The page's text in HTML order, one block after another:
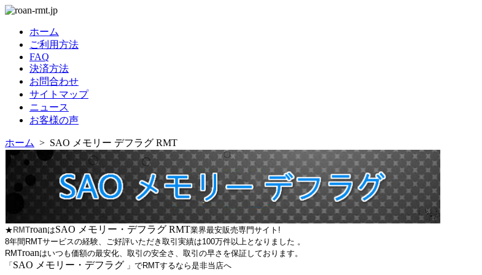
ホーム
ご利用方法
FAQ
決済方法
お問合わせ
サイトマップ
ニュース
お客様の声
ホーム > SAO メモリー デフラグ RMT
★ RMTroanはSAO メモリー・デフラグ RMT業界最安販売専門サイト!
8年間RMTサービスの経験、ご好評いただき取引実績は100万件以上となりました 。
RMTroanはいつも価額の最安化、取引の安全さ、取引の早さを保証しております。
「 SAO メモリー・デフラグ 」でRMTするなら是非当店へ